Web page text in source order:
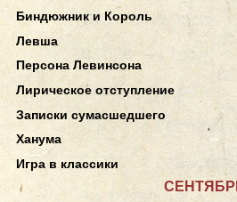
Биндюжник и Король
Левша
Персона Левинсона
Лирическое отступление
Записки сумасшедшего
Ханума
Игра в классики